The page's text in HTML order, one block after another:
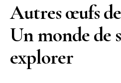
Autres œufs
Un monde de
explorer